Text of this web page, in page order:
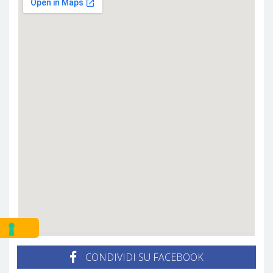
CONDIVIDI SU FACEBOOK